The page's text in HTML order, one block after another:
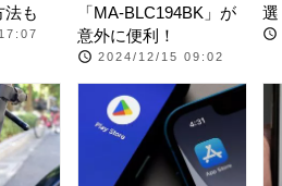
法も
「MA-BLC194BK」が
意外に便利！
2024/12/15 09:02
選